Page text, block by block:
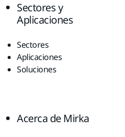
Sectores y
Aplicaciones
Sectores
Aplicaciones
Soluciones
Acerca de Mirka